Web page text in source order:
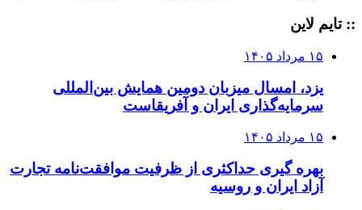
:: تایم لاین
۱۵ مرداد ۱۴۰۵
یزد، امسال میزبان دومین همایش بین‌المللی
سرمایه‌گذاری ایران و آفریقاست
۱۵ مرداد ۱۴۰۵
بهره گیری حداکثری از ظرفیت موافقت‌نامه تجارت
آزاد ایران و روسیه